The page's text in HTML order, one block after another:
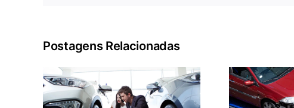
Postagens Relacionadas